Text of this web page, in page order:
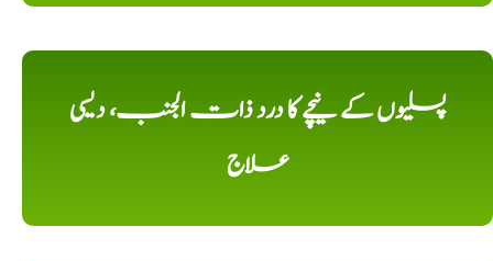
پسلیوں کے نیچے کا درد ذات الجنب، دیسی
علاج